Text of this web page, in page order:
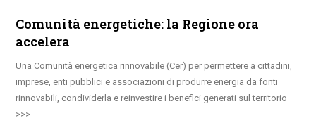
Comunità energetiche: la Regione ora
accelera
Una Comunità energetica rinnovabile (Cer) per permettere a cittadini,
imprese, enti pubblici e associazioni di produrre energia da fonti
rinnovabili, condividerla e reinvestire i benefici generati sul territorio